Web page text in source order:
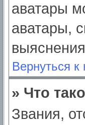
аватары
аватары,
Вернуться к
» Что
Звания,